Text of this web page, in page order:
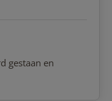
gestaan en